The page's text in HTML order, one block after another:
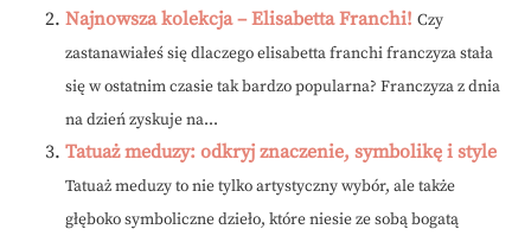
Najnowsza kolekcja – Elisabetta Franchi! Czy
zastanawiałeś się dlaczego elisabetta franchi franczyza stała
się w ostatnim czasie tak bardzo popularna? Franczyza z dnia
na dzień zyskuje na...
Tatuaż meduzy: odkryj znaczenie, symbolikę i style
Tatuaż meduzy to nie tylko artystyczny wybór, ale także
głęboko symboliczne dzieło, które niesie ze sobą bogatą